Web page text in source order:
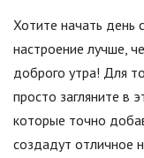
Хотите начать день
настроение лучше,
доброго утра! Для
просто загляните в
которые точно
создадут отличное